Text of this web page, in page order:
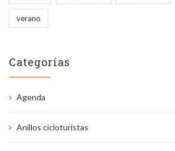
verano
Categorías
Agenda
Anillos cicloturistas